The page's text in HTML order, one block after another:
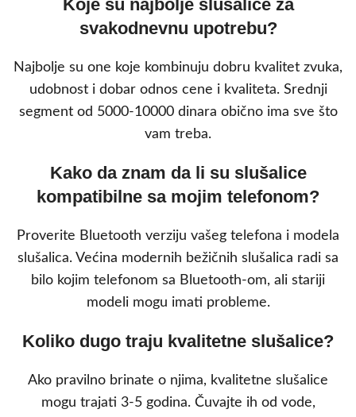
Koje su najbolje slušalice za
svakodnevnu upotrebu?
Najbolje su one koje kombinuju dobru kvalitet zvuka,
udobnost i dobar odnos cene i kvaliteta. Srednji
segment od 5000-10000 dinara obično ima sve što
vam treba.
Kako da znam da li su slušalice
kompatibilne sa mojim telefonom?
Proverite Bluetooth verziju vašeg telefona i modela
slušalica. Većina modernih bežičnih slušalica radi sa
bilo kojim telefonom sa Bluetooth-om, ali stariji
modeli mogu imati probleme.
Koliko dugo traju kvalitetne slušalice?
Ako pravilno brinate o njima, kvalitetne slušalice
mogu trajati 3-5 godina. Čuvajte ih od vode,